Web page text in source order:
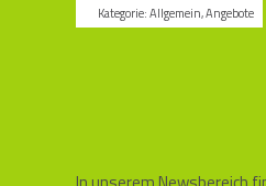
Kategorie:Allgemein,Angebote